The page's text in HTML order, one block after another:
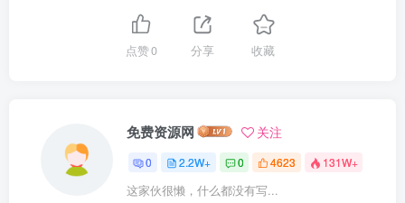
点赞0 分享 收藏
免费资源网 关注
0 2.2W+ 0 4623 131W+
这家伙很懒，什么都没有写...